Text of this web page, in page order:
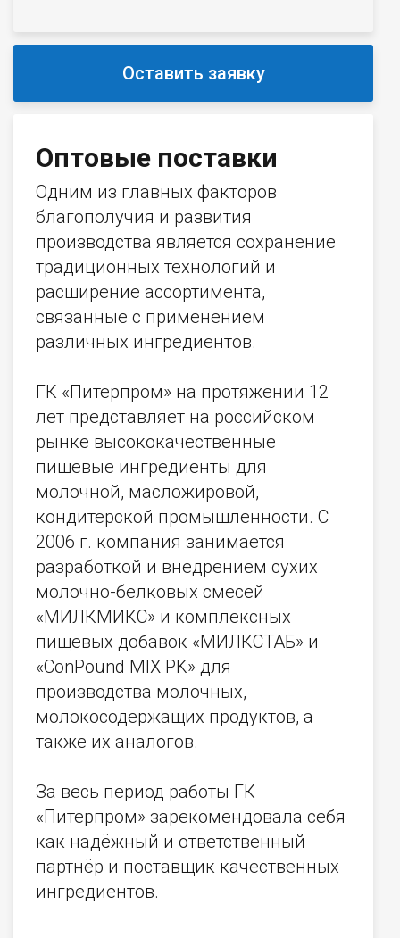
Оставить заявку
Оптовые поставки
Одним из главных факторов
благополучия и развития
производства является сохранение
традиционных технологий и
расширение ассортимента,
связанные с применением
различных ингредиентов.
ГК «Питерпром» на протяжении 12
лет представляет на российском
рынке высококачественные
пищевые ингредиенты для
молочной, масложировой,
кондитерской промышленности. С
2006 г. компания занимается
разработкой и внедрением сухих
молочно-белковых смесей
«МИЛКМИКС» и комплексных
пищевых добавок «МИЛКСТАБ» и
«ConPound MIX PK» для
производства молочных,
молокосодержащих продуктов, а
также их аналогов.
За весь период работы ГК
«Питерпром» зарекомендовала себя
как надёжный и ответственный
партнёр и поставщик качественных
ингредиентов.